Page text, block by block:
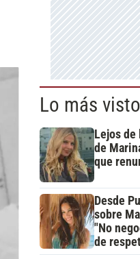
Lo más visto
Lejos de
de
que
Desde
sobre
"No
de